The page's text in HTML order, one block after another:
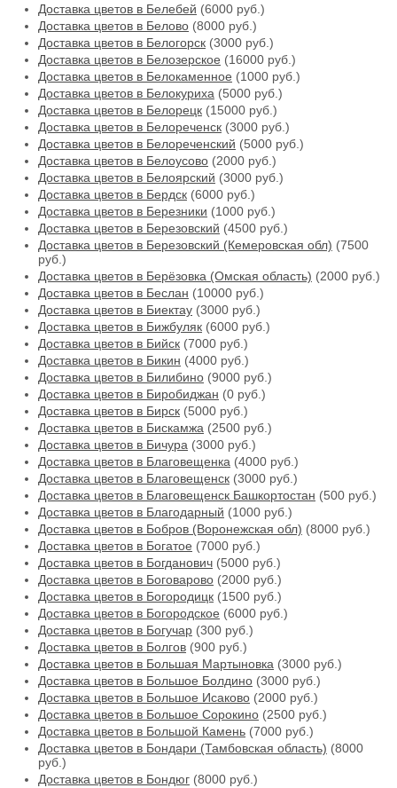
Доставка цветов в Белебей (6000 руб.)
Доставка цветов в Белово (8000 руб.)
Доставка цветов в Белогорск (3000 руб.)
Доставка цветов в Белозерское (16000 руб.)
Доставка цветов в Белокаменное (1000 руб.)
Доставка цветов в Белокуриха (5000 руб.)
Доставка цветов в Белорецк (15000 руб.)
Доставка цветов в Белореченск (3000 руб.)
Доставка цветов в Белореченский (5000 руб.)
Доставка цветов в Белоусово (2000 руб.)
Доставка цветов в Белоярский (3000 руб.)
Доставка цветов в Бердск (6000 руб.)
Доставка цветов в Березники (1000 руб.)
Доставка цветов в Березовский (4500 руб.)
Доставка цветов в Березовский (Кемеровская обл) (7500
руб.)
Доставка цветов в Берёзовка (Омская область) (2000 руб.)
Доставка цветов в Беслан (10000 руб.)
Доставка цветов в Биектау (3000 руб.)
Доставка цветов в Бижбуляк (6000 руб.)
Доставка цветов в Бийск (7000 руб.)
Доставка цветов в Бикин (4000 руб.)
Доставка цветов в Билибино (9000 руб.)
Доставка цветов в Биробиджан (0 руб.)
Доставка цветов в Бирск (5000 руб.)
Доставка цветов в Бискамжа (2500 руб.)
Доставка цветов в Бичура (3000 руб.)
Доставка цветов в Благовещенка (4000 руб.)
Доставка цветов в Благовещенск (3000 руб.)
Доставка цветов в Благовещенск Башкортостан (500 руб.)
Доставка цветов в Благодарный (1000 руб.)
Доставка цветов в Бобров (Воронежская обл) (8000 руб.)
Доставка цветов в Богатое (7000 руб.)
Доставка цветов в Богданович (5000 руб.)
Доставка цветов в Боговарово (2000 руб.)
Доставка цветов в Богородицк (1500 руб.)
Доставка цветов в Богородское (6000 руб.)
Доставка цветов в Богучар (300 руб.)
Доставка цветов в Болгов (900 руб.)
Доставка цветов в Большая Мартыновка (3000 руб.)
Доставка цветов в Большое Болдино (3000 руб.)
Доставка цветов в Большое Исаково (2000 руб.)
Доставка цветов в Большое Сорокино (2500 руб.)
Доставка цветов в Большой Камень (7000 руб.)
Доставка цветов в Бондари (Тамбовская область) (8000
руб.)
Доставка цветов в Бондюг (8000 руб.)